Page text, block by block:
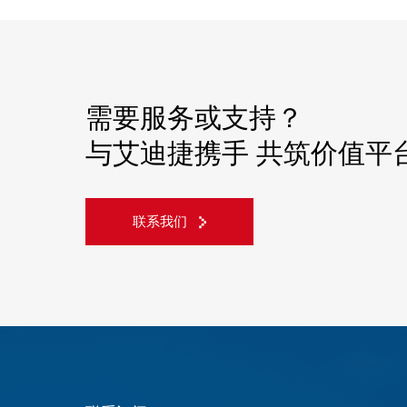
需要服务或支持？
与艾迪捷携手 共筑价值平
联系我们